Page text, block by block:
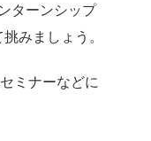
ターンシップ
みましょう。
ミナーなどに